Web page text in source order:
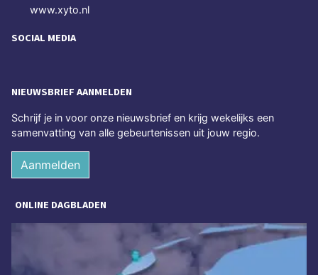
www.xyto.nl
SOCIAL MEDIA
NIEUWSBRIEF AANMELDEN
Schrijf je in voor onze nieuwsbrief en krijg wekelijks een
samenvatting van alle gebeurtenissen uit jouw regio.
Aanmelden
ONLINE DAGBLADEN